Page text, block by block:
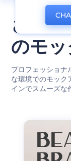
さま
のモ
プロフェッショナ
な環境でのモック
インでスムーズな